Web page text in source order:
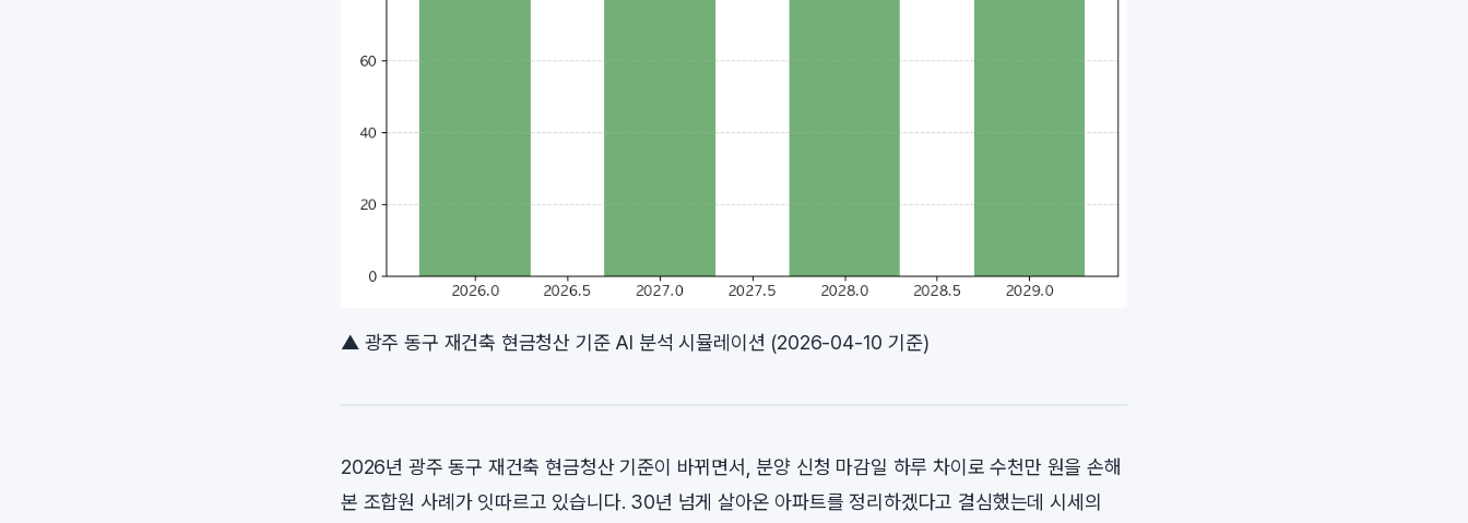
▲ 광주 동구 재건축 현금청산 기준 AI 분석 시뮬레이션 (2026-04-10 기준)
2026년 광주 동구 재건축 현금청산 기준이 바뀌면서, 분양 신청 마감일 하루 차이로 수천만 원을 손해
본 조합원 사례가 잇따르고 있습니다. 30년 넘게 살아온 아파트를 정리하겠다고 결심했는데 시세의